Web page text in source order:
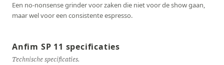
Een no-nonsense grinder voor zaken die niet voor de show gaan,
maar wel voor een consistente espresso.
Anfim SP 11 specificaties
Technische specificaties.